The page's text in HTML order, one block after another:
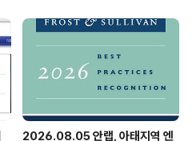
2026.08.05 안랩, 아태지역 엔